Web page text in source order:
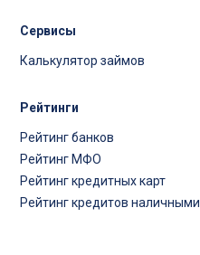
Сервисы
Калькулятор займов
Рейтинги
Рейтинг банков
Рейтинг МФО
Рейтинг кредитных карт
Рейтинг кредитов наличными